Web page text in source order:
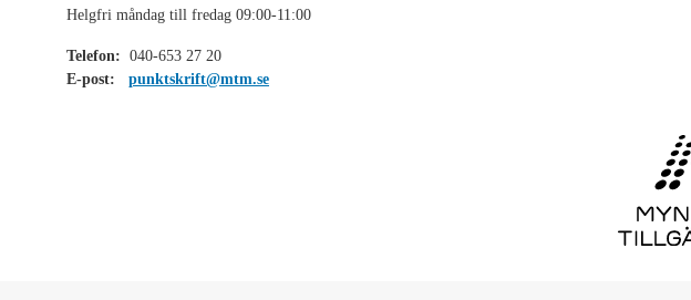
Helgfri måndag till fredag 09:00-11:00
Telefon: 040-653 27 20
E-post:
punktskrift@mtm.se